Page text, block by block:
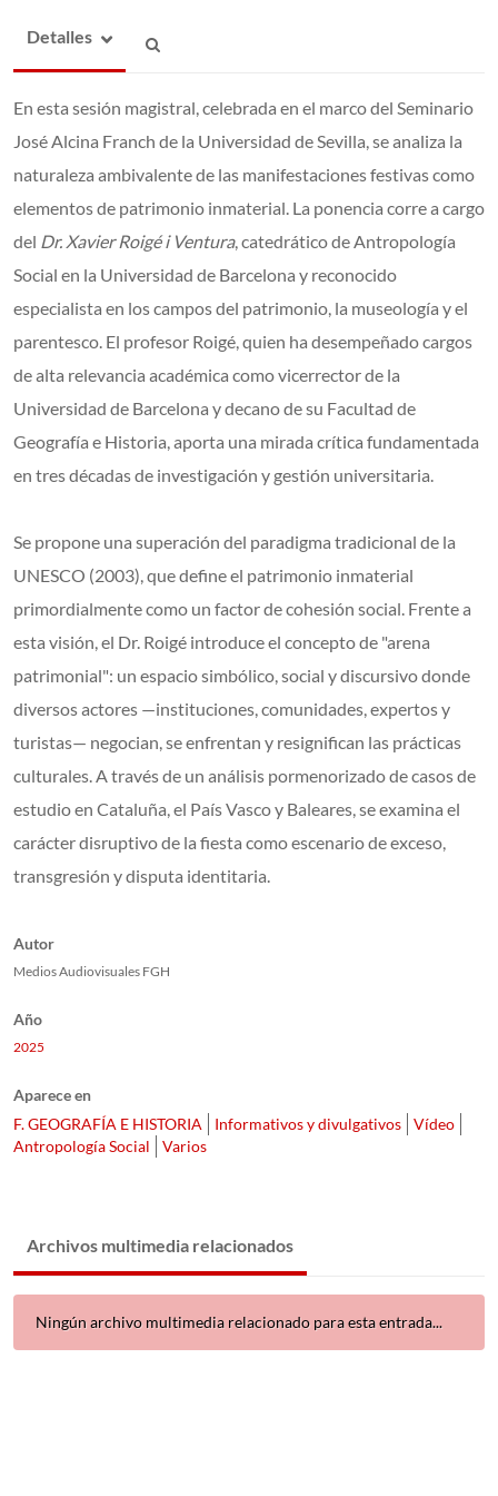
Detalles
En esta sesión magistral, celebrada en el marco del Seminario
José Alcina Franch de la Universidad de Sevilla, se analiza la
naturaleza ambivalente de las manifestaciones festivas como
elementos de patrimonio inmaterial. La ponencia corre a cargo
del Dr. Xavier Roigé i Ventura, catedrático de Antropología
Social en la Universidad de Barcelona y reconocido
especialista en los campos del patrimonio, la museología y el
parentesco. El profesor Roigé, quien ha desempeñado cargos
de alta relevancia académica como vicerrector de la
Universidad de Barcelona y decano de su Facultad de
Geografía e Historia, aporta una mirada crítica fundamentada
en tres décadas de investigación y gestión universitaria.
Se propone una superación del paradigma tradicional de la
UNESCO (2003), que define el patrimonio inmaterial
primordialmente como un factor de cohesión social. Frente a
esta visión, el Dr. Roigé introduce el concepto de "arena
patrimonial": un espacio simbólico, social y discursivo donde
diversos actores —instituciones, comunidades, expertos y
turistas— negocian, se enfrentan y resignifican las prácticas
culturales. A través de un análisis pormenorizado de casos de
estudio en Cataluña, el País Vasco y Baleares, se examina el
carácter disruptivo de la fiesta como escenario de exceso,
transgresión y disputa identitaria.
Autor
Medios Audiovisuales FGH
Año
2025
Aparece en
F. GEOGRAFÍA E HISTORIA
Informativos y divulgativos
Vídeo
Antropología Social
Varios
Archivos multimedia relacionados
Ningún archivo multimedia relacionado para esta entrada...